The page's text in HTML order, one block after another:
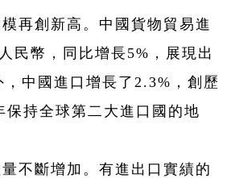
再創新高。中國貨物貿易進
民幣，同比增長5%，展現出
中國進口增長了2.3%，創歷
保持全球第二大進口國的地
不斷增加。有進出口實績的